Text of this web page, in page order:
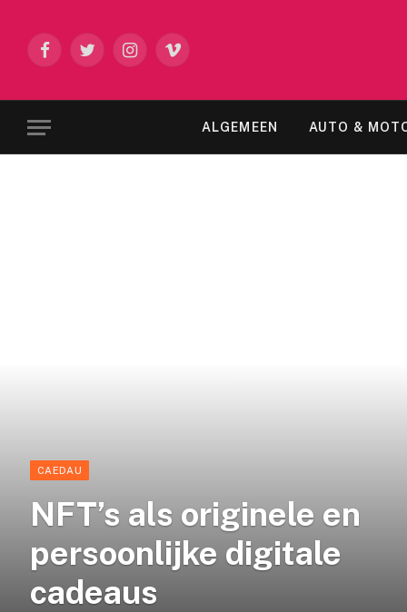
FacebookTwitterInstagram
Vimeo
ALGEMEEN AUTO &
CAEDAU
NFT’s als originele en
persoonlijke digitale
cadeaus